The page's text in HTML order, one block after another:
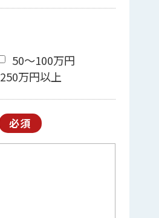
50～100万円
250万円以上
必須